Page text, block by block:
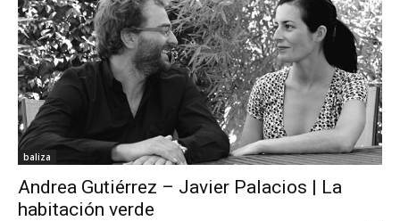
baliza
Andrea Gutiérrez – Javier Palacios | La
habitación verde